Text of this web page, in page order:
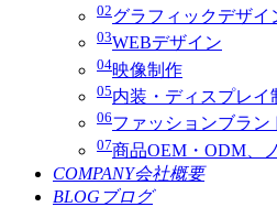
02グラフィックデザイ
03WEBデザイン
04映像制作
05内装・ディスプレイ
06ファッションブラン
07商品OEM・ODM、
COMPANY会社概要
BLOG ブログ